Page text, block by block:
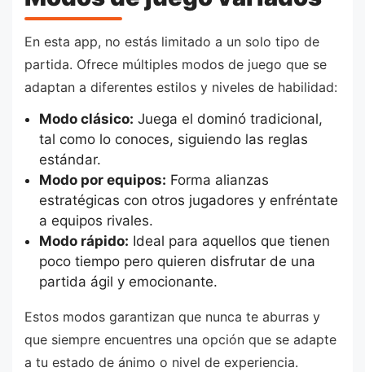
En esta app, no estás limitado a un solo tipo de
partida. Ofrece múltiples modos de juego que se
adaptan a diferentes estilos y niveles de habilidad:
Modo clásico: Juega el dominó tradicional,
tal como lo conoces, siguiendo las reglas
estándar.
Modo por equipos: Forma alianzas
estratégicas con otros jugadores y enfréntate
a equipos rivales.
Modo rápido: Ideal para aquellos que tienen
poco tiempo pero quieren disfrutar de una
partida ágil y emocionante.
Estos modos garantizan que nunca te aburras y
que siempre encuentres una opción que se adapte
a tu estado de ánimo o nivel de experiencia.